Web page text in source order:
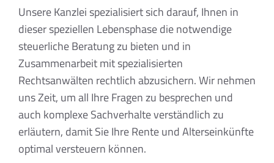
Unsere Kanzlei spezialisiert sich darauf, Ihnen in
dieser speziellen Lebensphase die notwendige
steuerliche Beratung zu bieten und in
Zusammenarbeit mit spezialisierten
Rechtsanwälten rechtlich abzusichern. Wir nehmen
uns Zeit, um all Ihre Fragen zu besprechen und
auch komplexe Sachverhalte verständlich zu
erläutern, damit Sie Ihre Rente und Alterseinkünfte
optimal versteuern können.